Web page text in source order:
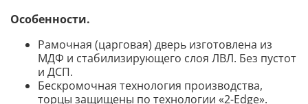
Особенности.
Рамочная (царговая) дверь изготовлена из
МДФ и стабилизирующего слоя ЛВЛ. Без пустот
и ДСП.
Бескромочная технология производства,
торцы защищены по технологии «2-Edge».